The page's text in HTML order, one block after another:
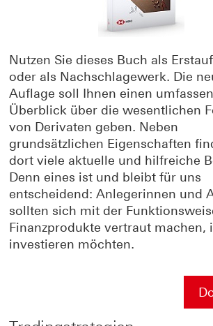
Nutzen Sie dieses Buch als
oder als Nachschlagewerk. Die
Auflage soll Ihnen einen
Überblick über die wesentlichen
von Derivaten geben. Neben
grundsätzlichen Eigenschaften
dort viele aktuelle und hilfreiche
Denn eines ist und bleibt für uns
entscheidend: Anlegerinnen und
sollten sich mit der
Finanzprodukte vertraut machen,
investieren möchten.